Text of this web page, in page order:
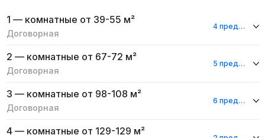
1 — комнатные от 39-55 м²
Договорная
4 предложения
2 — комнатные от 67-72 м²
Договорная
5 предложений
3 — комнатные от 98-108 м²
Договорная
6 предложений
4 — комнатные от 129-129 м²